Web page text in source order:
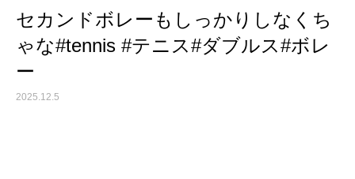
セカンドボレーもしっかりしなくち
ゃな#tennis #テニス#ダブルス#ボレ
ー
2025.12.5